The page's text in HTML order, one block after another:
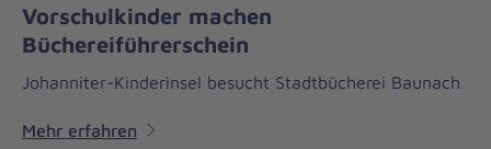
Vorschulkinder machen
Büchereiführerschein
Johanniter-Kinderinsel besucht Stadtbücherei Baunach
Mehr erfahren